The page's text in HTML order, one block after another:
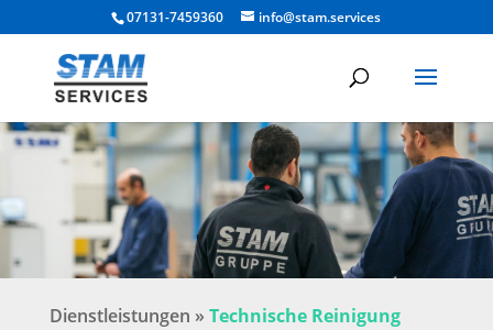
07131-7459360 info@stam.services
Dienstleistungen » Technische Reinigung